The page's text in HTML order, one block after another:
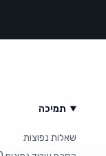
תמיכה
שאלות נפוצות